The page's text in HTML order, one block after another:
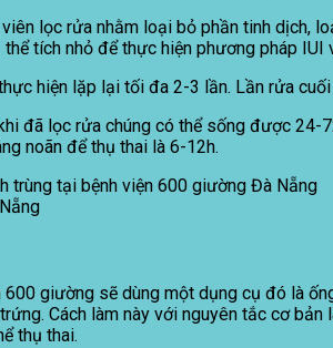
lọc rửa nhằm loại bỏ phần tinh dịch,
tích nhỏ để thực hiện phương pháp
hiện lặp lại tối đa 2-3 lần. Lần rửa
đã lọc rửa chúng có thể sống được
noãn để thụ thai là 6-12h.
giường sẽ dùng một dụng cụ đó là
Cách làm này với nguyên tắc cơ
thụ thai.